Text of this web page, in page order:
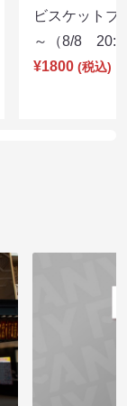
ビスケットブ
～（8/8
¥1800 (税込)